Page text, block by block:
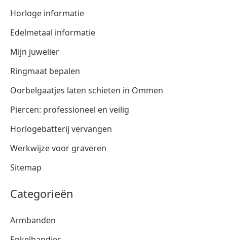
Horloge informatie
Edelmetaal informatie
Mijn juwelier
Ringmaat bepalen
Oorbelgaatjes laten schieten in Ommen
Piercen: professioneel en veilig
Horlogebatterij vervangen
Werkwijze voor graveren
Sitemap
Categorieën
Armbanden